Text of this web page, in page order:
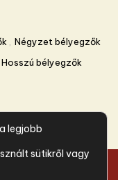
Négyzet bélyegzők
Hosszú bélyegzők
jog fenntartva.
legjobb
sütikről vagy